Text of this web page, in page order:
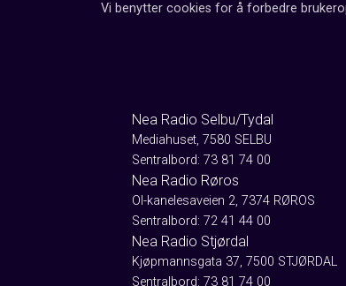
Vi benytter cookies for å forbedre
Nea Radio Selbu/Tydal
Mediahuset, 7580 SELBU
Sentralbord: 73 81 74 00
Nea Radio Røros
Ol-kanelesaveien 2, 7374 RØROS
Sentralbord: 72 41 44 00
Nea Radio Stjørdal
Kjøpmannsgata 37, 7500 STJØRDAL
Sentralbord: 73 81 74 00